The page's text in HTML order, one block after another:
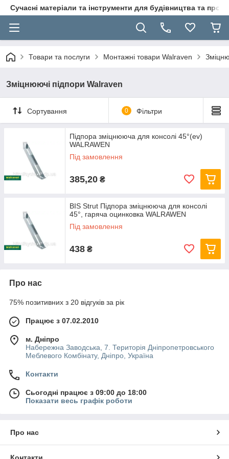
Сучасні матеріали та інструменти для будівництва та
Товари та послуги Монтажні товари Walraven
Зміцнюючі підпори Walraven
Сортування 0 Фільтри
Підпора зміцнююча для консолі 45°(ev)
WALRAWEN
Під замовлення
385,20 ₴
BIS Strut Підпора зміцнююча для консолі
45°, гаряча оцинковка WALRAWEN
Під замовлення
438 ₴
Про нас
75% позитивних з 20 відгуків за рік
Працює з 07.02.2010
м. Дніпро
Набережна Заводська, 7. Територія Дніпропетровського
Меблевого Комбінату, Дніпро, Україна
Контакти
Сьогодні працює з 09:00 до 18:00
Показати весь графік роботи
Про нас